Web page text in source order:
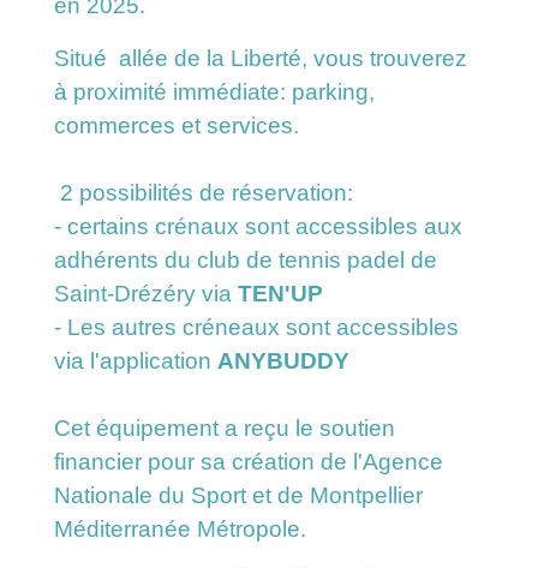
en 2025.
Situé allée de la Liberté, vous trouverez
à proximité immédiate: parking,
commerces et services.
2 possibilités de réservation:
- certains crénaux sont accessibles aux
adhérents du club de tennis padel de
Saint-Drézéry via TEN'UP
- Les autres créneaux sont accessibles
via l'application ANYBUDDY
Cet équipement a reçu le soutien
financier pour sa création de l'Agence
Nationale du Sport et de Montpellier
Méditerranée Métropole.